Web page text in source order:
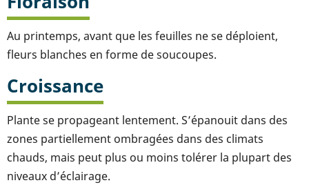
Au printemps, avant que les feuilles ne se déploient,
fleurs blanches en forme de soucoupes.
Croissance
Plante se propageant lentement. S’épanouit dans des
zones partiellement ombragées dans des climats
chauds, mais peut plus ou moins tolérer la plupart des
niveaux d’éclairage.